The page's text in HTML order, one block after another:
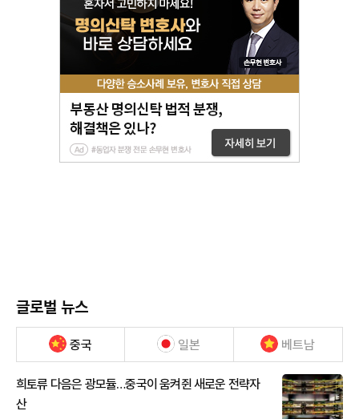
글로벌 뉴스
중국 일본 베트남
희토류 다음은 광모듈…중국이 움켜쥔 새로운 전략자
산